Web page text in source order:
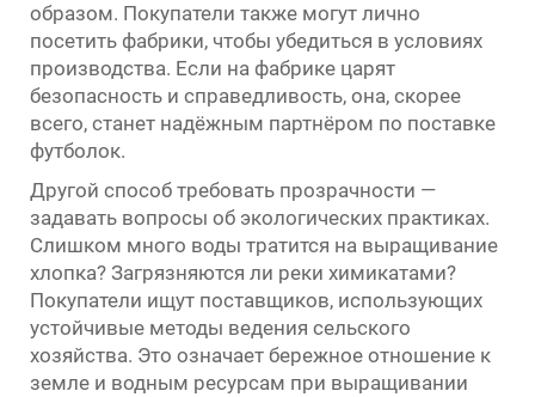
образом. Покупатели также могут лично
посетить фабрики, чтобы убедиться в условиях
производства. Если на фабрике царят
безопасность и справедливость, она, скорее
всего, станет надёжным партнёром по поставке
футболок.
Другой способ требовать прозрачности —
задавать вопросы об экологических практиках.
Слишком много воды тратится на выращивание
хлопка? Загрязняются ли реки химикатами?
Покупатели ищут поставщиков, использующих
устойчивые методы ведения сельского
хозяйства. Это означает бережное отношение к
земле и водным ресурсам при выращивании